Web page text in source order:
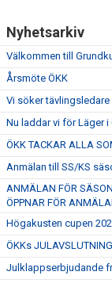
Nyhetsarkiv
Välkommen till
Årsmöte ÖKK
Vi söker tävlingsledare
Nu laddar vi för Läger i
ÖKK TACKAR ALLA
Anmälan till SS/KS
ANMÄLAN FÖR
ÖPPNAR FÖR
Högakusten cupen
ÖKKs
Julklappserbjudande